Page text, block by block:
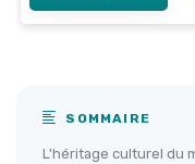
SOMMAIRE
L'héritage culturel du